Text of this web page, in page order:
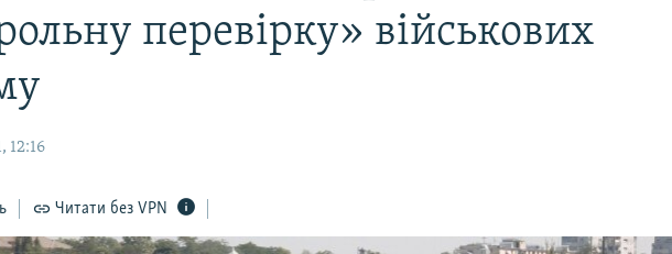
перевірку» військових
12:16
Читати без VPN